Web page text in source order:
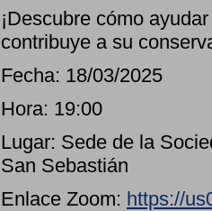
¡Descubre cómo
contribuye a su
Fecha: 18/03/2025
Hora: 19:00
Lugar: Sede de la
San Sebastián
Enlace Zoom: https://